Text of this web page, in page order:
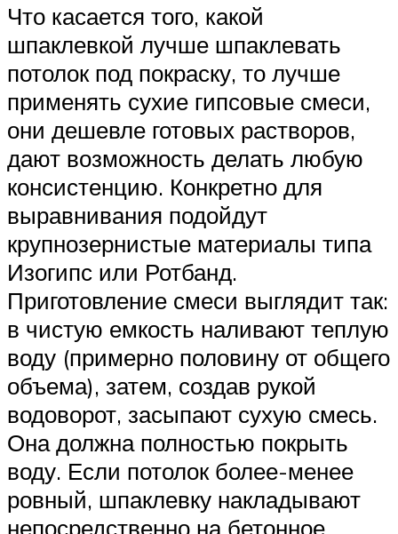
Что касается того, какой
шпаклевкой лучше шпаклевать
потолок под покраску, то лучше
применять сухие гипсовые смеси,
они дешевле готовых растворов,
дают возможность делать любую
консистенцию. Конкретно для
выравнивания подойдут
крупнозернистые материалы типа
Изогипс или Ротбанд.
Приготовление смеси выглядит так:
в чистую емкость наливают теплую
воду (примерно половину от общего
объема), затем, создав рукой
водоворот, засыпают сухую смесь.
Она должна полностью покрыть
воду. Если потолок более-менее
ровный, шпаклевку накладывают
непосредственно на бетонное